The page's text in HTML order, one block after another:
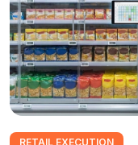
RETAIL EXECUTION